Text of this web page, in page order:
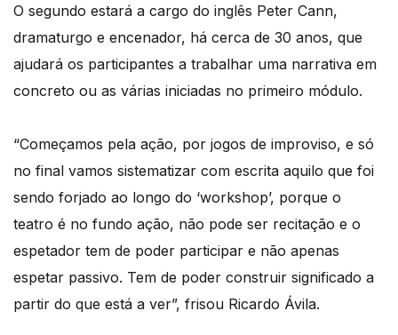
O segundo estará a cargo do inglês Peter Cann,
dramaturgo e encenador, há cerca de 30 anos, que
ajudará os participantes a trabalhar uma narrativa em
concreto ou as várias iniciadas no primeiro módulo.
“Começamos pela ação, por jogos de improviso, e só
no final vamos sistematizar com escrita aquilo que foi
sendo forjado ao longo do ‘workshop’, porque o
teatro é no fundo ação, não pode ser recitação e o
espetador tem de poder participar e não apenas
espetar passivo. Tem de poder construir significado a
partir do que está a ver”, frisou Ricardo Ávila.